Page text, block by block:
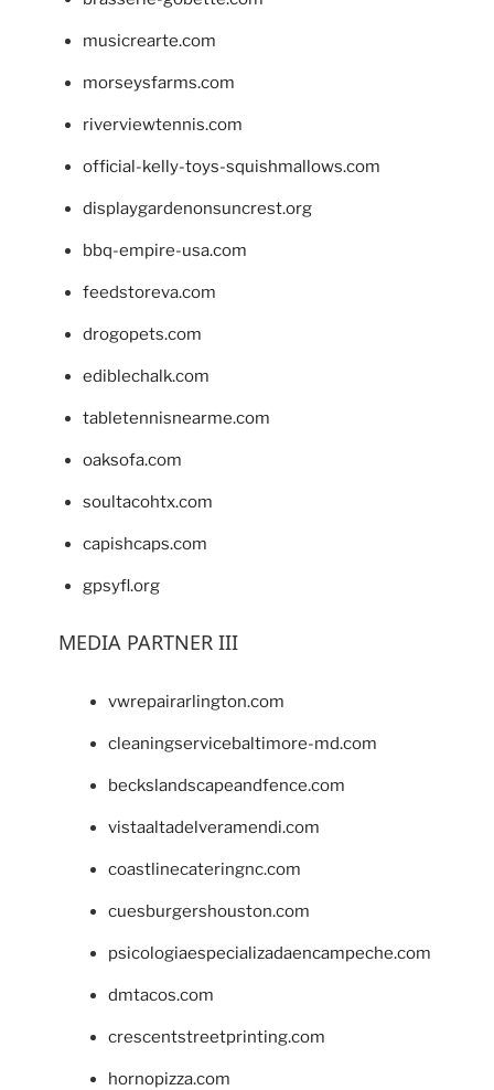
musicrearte.com
morseysfarms.com
riverviewtennis.com
official-kelly-toys-squishmallows.com
displaygardenonsuncrest.org
bbq-empire-usa.com
feedstoreva.com
drogopets.com
ediblechalk.com
tabletennisnearme.com
oaksofa.com
soultacohtx.com
capishcaps.com
gpsyfl.org
MEDIA PARTNER III
vwrepairarlington.com
cleaningservicebaltimore-md.com
beckslandscapeandfence.com
vistaaltadelveramendi.com
coastlinecateringnc.com
cuesburgershouston.com
psicologiaespecializadaencampeche.com
dmtacos.com
crescentstreetprinting.com
hornopizza.com